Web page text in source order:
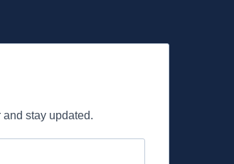
stay updated.